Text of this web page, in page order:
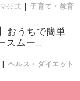
公式 |子育て・教育
おうちで簡単
スムー...
| ヘルス・ダイエット